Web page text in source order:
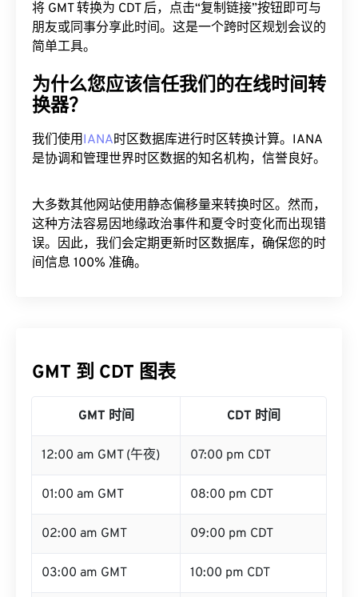
将 GMT 转换为 CDT 后，点击“复制链接”按钮即可与
朋友或同事分享此时间。这是一个跨时区规划会议的
简单工具。
为什么您应该信任我们的在线时间转
换器？
我们使用IANA时区数据库进行时区转换计算。IANA
是协调和管理世界时区数据的知名机构，信誉良好。
大多数其他网站使用静态偏移量来转换时区。然而，
这种方法容易因地缘政治事件和夏令时变化而出现错
误。因此，我们会定期更新时区数据库，确保您的时
间信息 100% 准确。
GMT 到 CDT 图表
GMT 时间 CDT 时间
12:00 am GMT (午夜) 07:00 pm CDT
01:00 am GMT 08:00 pm CDT
02:00 am GMT 09:00 pm CDT
03:00 am GMT 10:00 pm CDT